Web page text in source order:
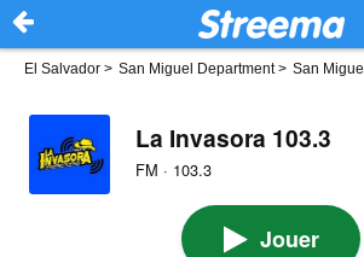
El Salvador > San Miguel Department> San Miguel
La Invasora 103.3
FM · 103.3
Jouer